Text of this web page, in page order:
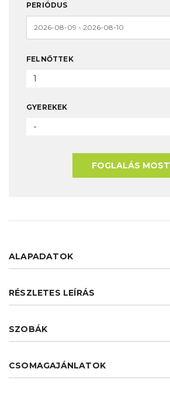
PERIÓDUS
FELNŐTTEK
1
GYEREKEK
-
FOGLALÁS MOST
ALAPADATOK
RÉSZLETES LEÍRÁS
SZOBÁK
CSOMAGAJÁNLATOK